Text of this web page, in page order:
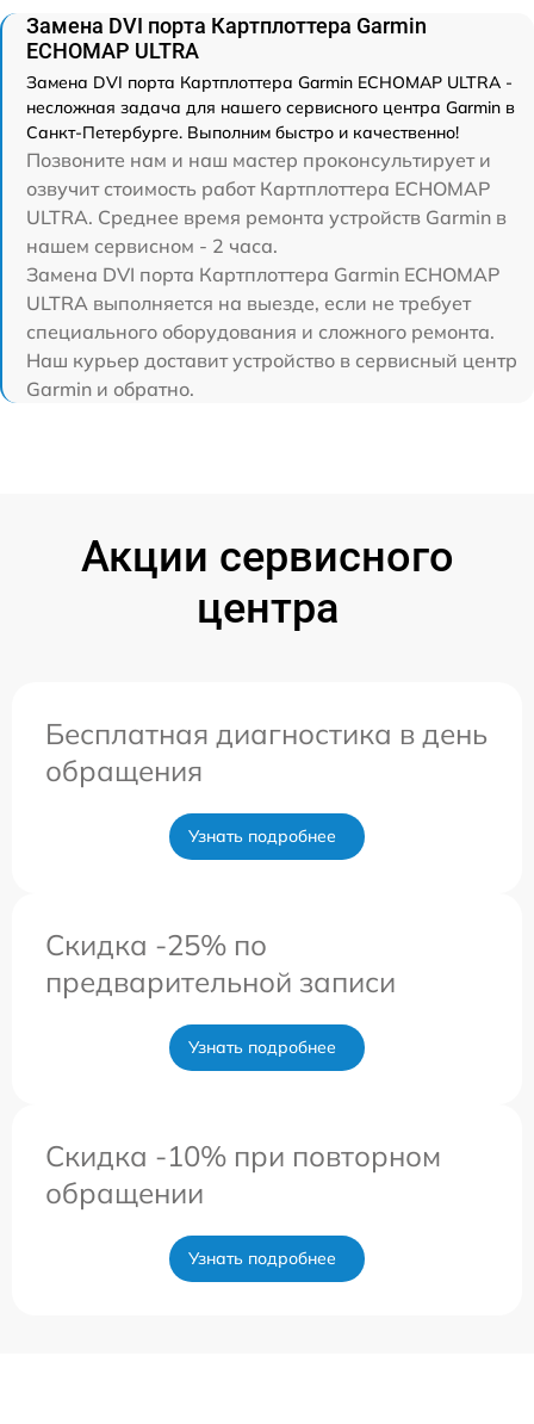
Замена DVI порта Картплоттера Garmin
ECHOMAP ULTRA
Замена DVI порта Картплоттера Garmin ECHOMAP ULTRA -
несложная задача для нашего сервисного центра Garmin в
Санкт-Петербурге. Выполним быстро и качественно!
Позвоните нам и наш мастер проконсультирует и
озвучит стоимость работ Картплоттера ECHOMAP
ULTRA. Среднее время ремонта устройств Garmin в
нашем сервисном - 2 часа.
Замена DVI порта Картплоттера Garmin ECHOMAP
ULTRA выполняется на выезде, если не требует
специального оборудования и сложного ремонта.
Наш курьер доставит устройство в сервисный центр
Garmin и обратно.
Акции сервисного
центра
Бесплатная диагностика в день
обращения
Узнать подробнее
Скидка -25% по
предварительной записи
Узнать подробнее
Скидка -10% при повторном
обращении
Узнать подробнее